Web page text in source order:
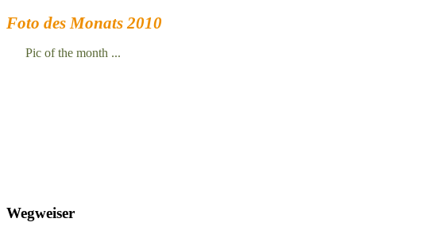
Foto des Monats 2010
Pic of the month ...
Wegweiser